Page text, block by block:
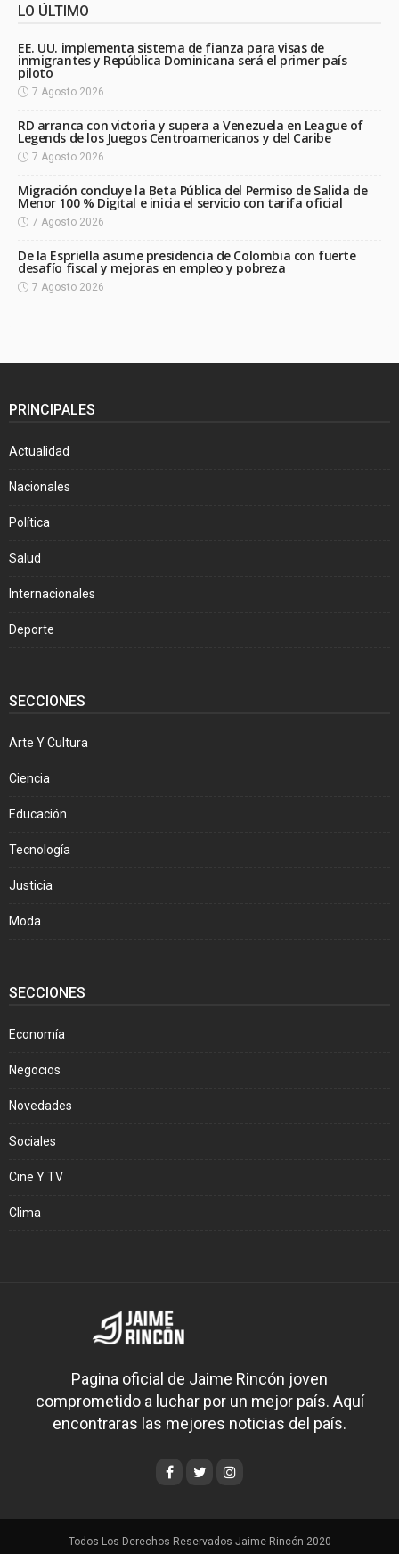
LO ÚLTIMO
EE. UU. implementa sistema de fianza para visas de
inmigrantes y República Dominicana será el primer país
piloto
7 Agosto 2026
RD arranca con victoria y supera a Venezuela en League of
Legends de los Juegos Centroamericanos y del Caribe
7 Agosto 2026
Migración concluye la Beta Pública del Permiso de Salida de
Menor 100 % Digital e inicia el servicio con tarifa oficial
7 Agosto 2026
De la Espriella asume presidencia de Colombia con fuerte
desafío fiscal y mejoras en empleo y pobreza
7 Agosto 2026
PRINCIPALES
Actualidad
Nacionales
Política
Salud
Internacionales
Deporte
SECCIONES
Arte Y Cultura
Ciencia
Educación
Tecnología
Justicia
Moda
SECCIONES
Economía
Negocios
Novedades
Sociales
Cine Y TV
Clima
Pagina oficial de Jaime Rincón joven
comprometido a luchar por un mejor país. Aquí
encontraras las mejores noticias del país.
Todos Los Derechos Reservados Jaime Rincón 2020